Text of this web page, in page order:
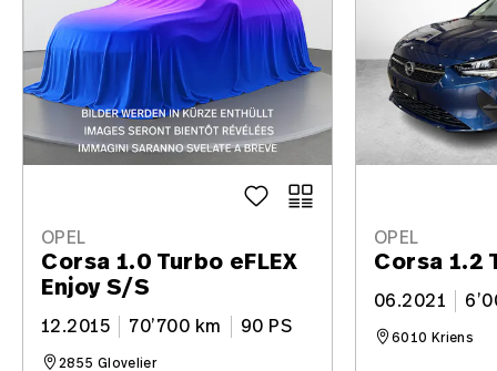
OPEL
Corsa 1.0 Turbo eFLEX
Enjoy S/S
12.2015 70’700 km 90 PS
2855 Glovelier
OPEL
Corsa 1.2
06.2021
6010 Kriens